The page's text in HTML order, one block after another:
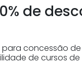
de
para concessão
de cursos